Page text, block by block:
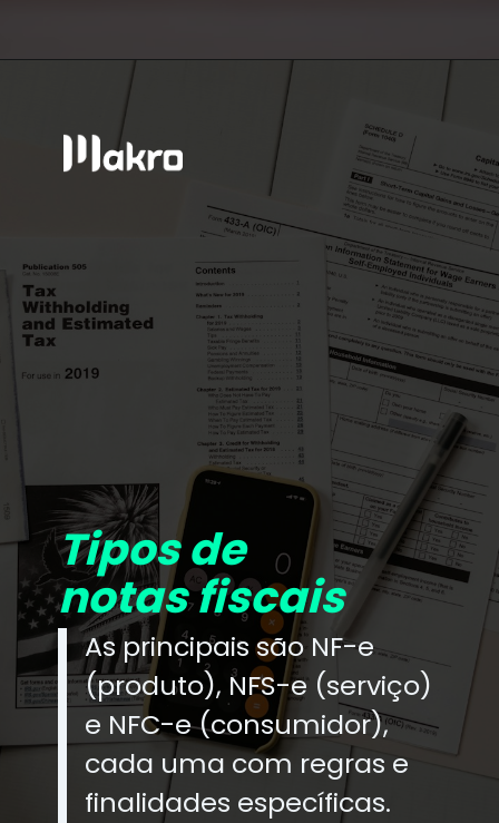
Tipos de
notas fiscais
As principais são NF-e
(produto), NFS-e (serviço)
e NFC-e (consumidor),
cada uma com regras e
finalidades específicas.